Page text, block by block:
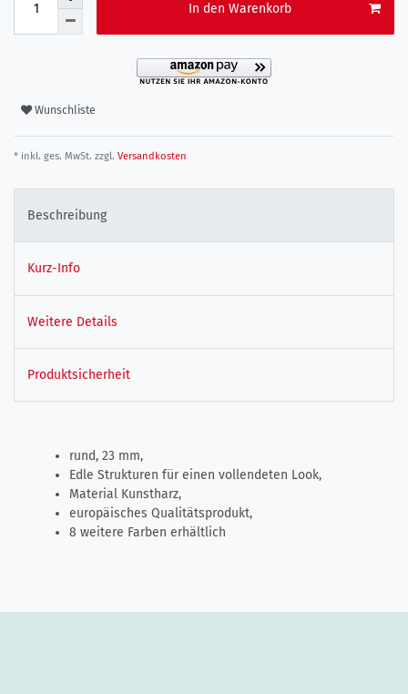
In den Warenkorb
Wunschliste
* inkl. ges. MwSt. zzgl. Versandkosten
Beschreibung
Kurz-Info
Weitere Details
Produktsicherheit
rund, 23 mm,
Edle Strukturen für einen vollendeten Look,
Material Kunstharz,
europäisches Qualitätsprodukt,
8 weitere Farben erhältlich